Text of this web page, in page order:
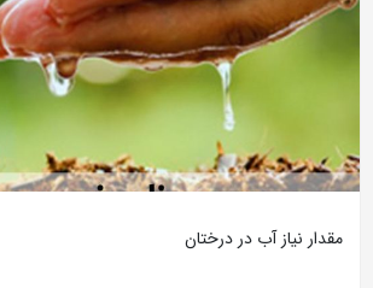
مقدار نیاز آب در درختان